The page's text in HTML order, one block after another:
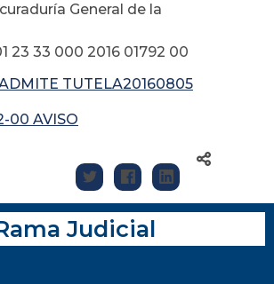
General de la
23 33 000 2016 01792 00
TUTELA20160805
00 AVISO
Judicial